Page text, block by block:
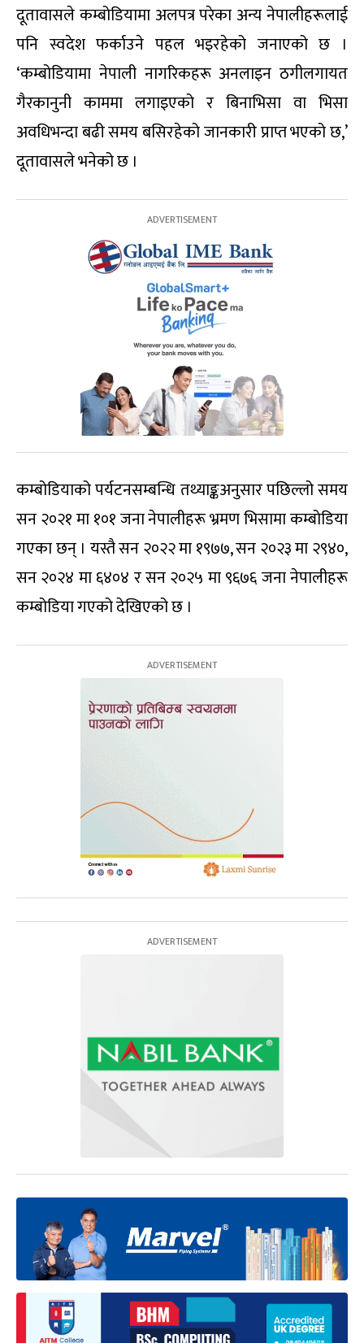
दूतावासले कम्बोडियामा अलपत्र परेका अन्य नेपालीहरूलाई
पनि स्वदेश फर्काउने पहल भइरहेको जनाएको छ ।
‘कम्बोडियामा नेपाली नागरिकहरू अनलाइन ठगीलगायत
गैरकानुनी काममा लगाइएको र बिनाभिसा वा भिसा
अवधिभन्दा बढी समय बसिरहेको जानकारी प्राप्त भएको छ,’
दूतावासले भनेको छ ।
कम्बोडियाको पर्यटनसम्बन्धि तथ्याङ्कअनुसार पछिल्लो समय
सन २०२१ मा १०१ जना नेपालीहरू भ्रमण भिसामा कम्बोडिया
गएका छन् । यस्तै सन २०२२ मा १९७७, सन २०२३ मा २९४०,
सन २०२४ मा ६४०४ र सन २०२५ मा ९६७६ जना नेपालीहरू
कम्बोडिया गएको देखिएको छ ।